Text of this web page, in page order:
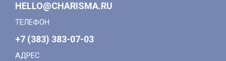
HELLO@CHARISMA.RU
ТЕЛЕФОН
+7 (383) 383-07-03
АДРЕС